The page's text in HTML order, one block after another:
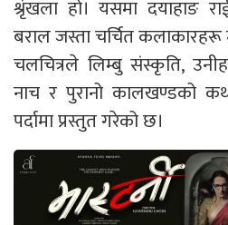
श्रृंखला हो। यसमा दयाहाङ
बराल जस्ता चर्चित
चलचित्रले लिम्बु संस्कृति,
नाच र पुरानो कालखण्डको
पर्दामा प्रस्तुत गरेको छ।